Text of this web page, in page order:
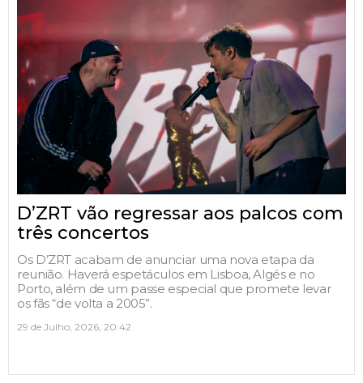
D’ZRT vão regressar aos palcos com
três concertos
Os D’ZRT acabam de anunciar uma nova etapa da
reunião. Haverá espetáculos em Lisboa, Algés e no
Porto, além de um passe especial que promete levar
os fãs “de volta a 2005”.
29 de Julho, 2026, 20:42